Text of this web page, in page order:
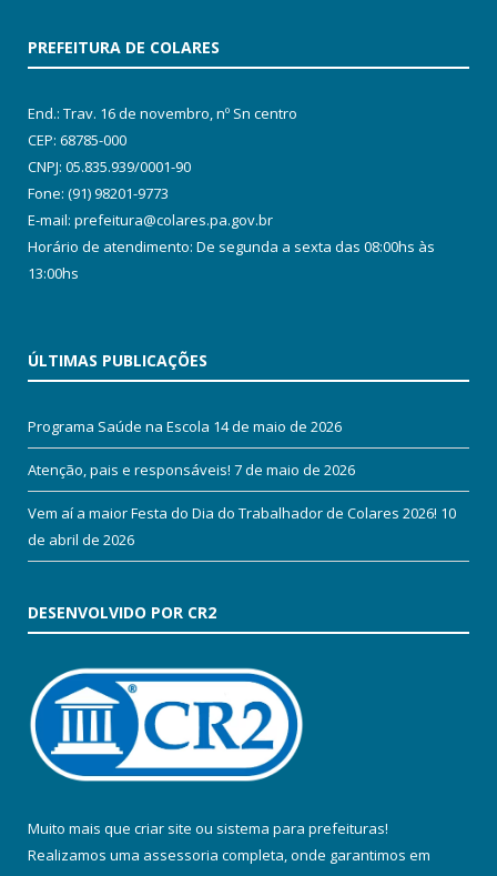
PREFEITURA DE COLARES
End.: Trav. 16 de novembro, nº Sn centro
CEP: 68785-000
CNPJ: 05.835.939/0001-90
Fone: (91) 98201-9773
E-mail: prefeitura@colares.pa.gov.br
Horário de atendimento: De segunda a sexta das 08:00hs às
13:00hs
ÚLTIMAS PUBLICAÇÕES
Programa Saúde na Escola 14 de maio de 2026
Atenção, pais e responsáveis! 7 de maio de 2026
Vem aí a maior Festa do Dia do Trabalhador de Colares 2026! 10
de abril de 2026
DESENVOLVIDO POR CR2
Muito mais que criar site ou sistema para prefeituras!
Realizamos uma assessoria completa, onde garantimos em